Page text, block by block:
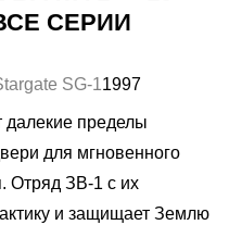
СЕРИИ
SG-11997
пределы
для мгновенного
Отряд ЗВ-1 с их
и защищает Землю